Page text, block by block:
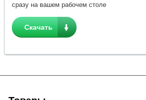
сразу на вашем рабочем столе
Скачать